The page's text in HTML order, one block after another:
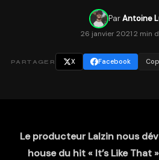
ParAntoine
26 janvier 20212 min
PARTAGER X Facebook
Le producteur Lalzin nous
house du hit « It’s Like That